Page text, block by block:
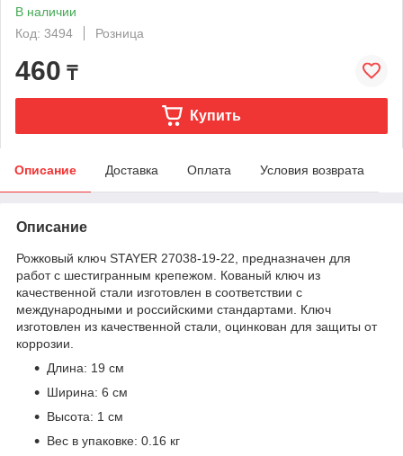
В наличии
Код: 3494
Розница
460 ₸
Купить
Описание Доставка Оплата Условия возврата
Описание
Рожковый ключ STAYER 27038-19-22, предназначен для
работ с шестигранным крепежом. Кованый ключ из
качественной стали изготовлен в соответствии с
международными и российскими стандартами. Ключ
изготовлен из качественной стали, оцинкован для защиты от
коррозии.
Длина: 19 см
Ширина: 6 см
Высота: 1 см
Вес в упаковке: 0.16 кг